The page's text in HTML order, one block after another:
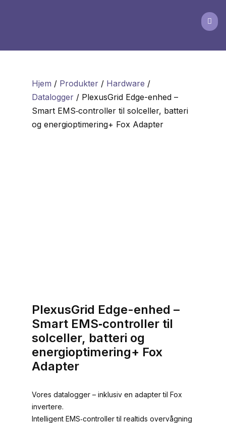

Hjem / Produkter/ Hardware /
Datalogger/ PlexusGrid Edge-enhed –
Smart EMS‑controller til solceller, batteri
og energioptimering+ Fox Adapter
PlexusGrid Edge-enhed –
Smart EMS‑controller til
solceller, batteri og
energioptimering+ Fox
Adapter
Vores datalogger – inklusiv en adapter til Fox
invertere.
Intelligent EMS‑controller til realtids overvågning